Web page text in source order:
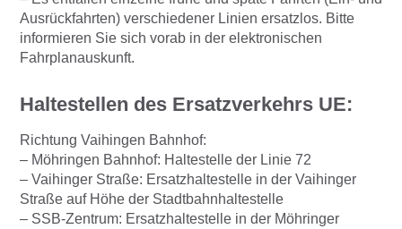
Ausrückfahrten) verschiedener Linien ersatzlos. Bitte
informieren Sie sich vorab in der elektronischen
Fahrplanauskunft.
Haltestellen des Ersatzverkehrs UE:
Richtung Vaihingen Bahnhof:
– Möhringen Bahnhof: Haltestelle der Linie 72
– Vaihinger Straße: Ersatzhaltestelle in der Vaihinger
Straße auf Höhe der Stadtbahnhaltestelle
– SSB-Zentrum: Ersatzhaltestelle in der Möhringer